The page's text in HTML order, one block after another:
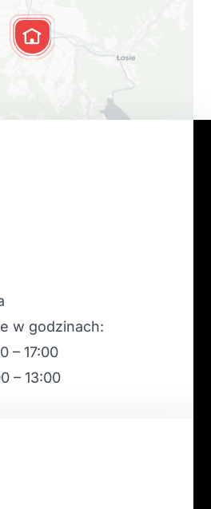
w godzinach:
– 17:00
– 13:00